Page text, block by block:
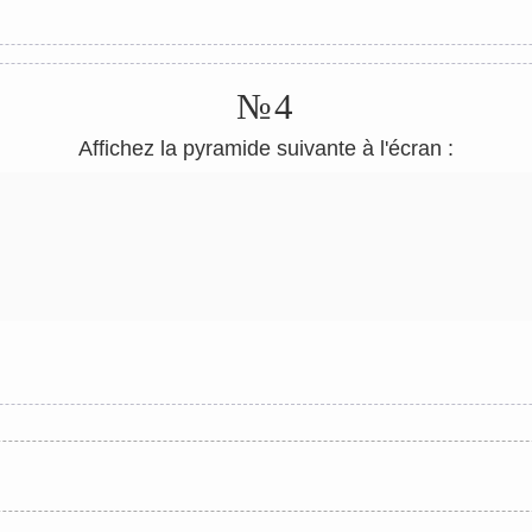
№4
Affichez la pyramide suivante à l'écran :